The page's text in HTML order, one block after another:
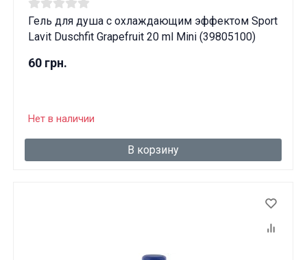
Гель для душа с охлаждающим эффектом Sport
Lavit Duschfit Grapefruit 20 ml Mini (39805100)
60 грн.
Нет в наличии
В корзину